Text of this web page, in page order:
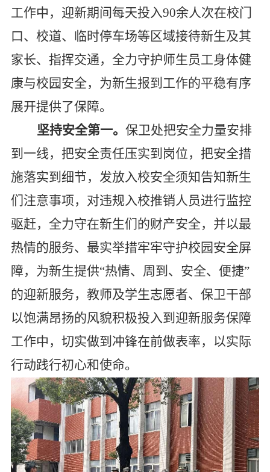
工作中，迎新期间每天投入90余人次在校门
口、校道、临时停车场等区域接待新生及其
家长、指挥交通，全力守护师生员工身体健
康与校园安全，为新生报到工作的平稳有序
展开提供了保障。
坚持安全第一。 保卫处把安全力量安排
到一线，把安全责任压实到岗位，把安全措
施落实到细节，发放入校安全须知告知新生
们注意事项，对违规入校推销人员进行监控
驱赶，全力守在新生们的财产安全，并以最
热情的服务、最实举措牢牢守护校园安全屏
障，为新生提供“热情、周到、安全、便捷”
的迎新服务，教师及学生志愿者、保卫干部
以饱满昂扬的风貌积极投入到迎新服务保障
工作中，切实做到冲锋在前做表率，以实际
行动践行初心和使命。